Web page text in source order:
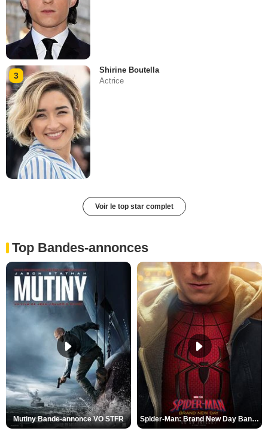
3
Shirine Boutella
Actrice
Voir le top star complet
Top Bandes-annonces
Mutiny Bande-annonce VO STFR Spider-Man: Brand New Day Bande-annonce VO STFR